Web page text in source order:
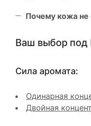
Почему кожа не
Ваш выбор под
Сила аромата:
Одинарная
Двойная